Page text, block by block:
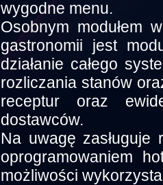
wygodne menu.
Osobnym modułem
gastronomii jest
działanie całego
rozliczania stanów
receptur oraz
dostawców.
Na uwagę zasługuje
oprogramowaniem
możliwości